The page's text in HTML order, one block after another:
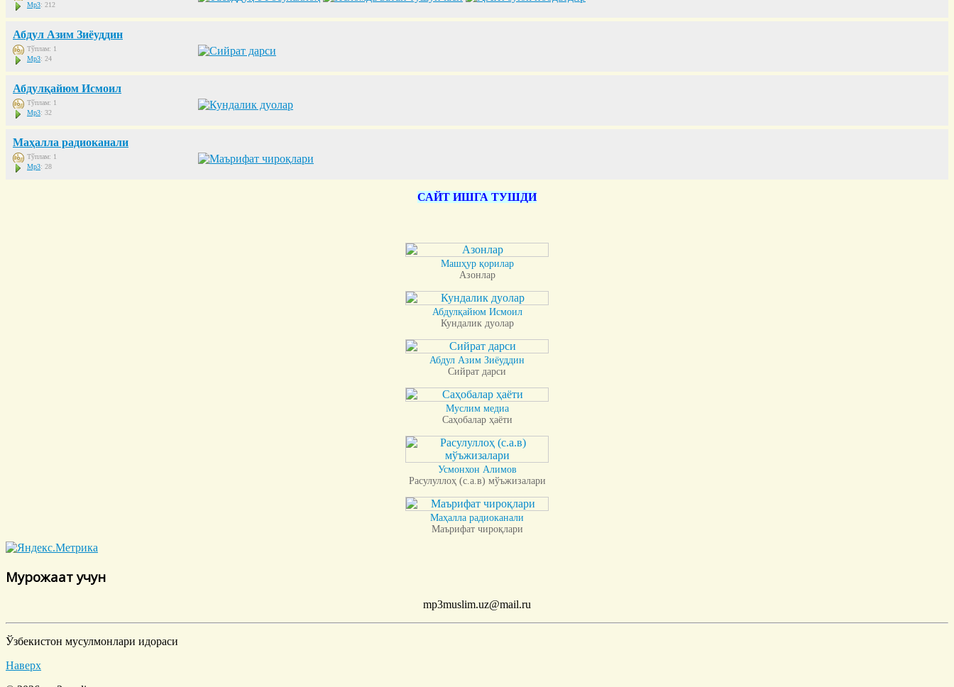
Mp3: 212
Абдул Азим Зиёуддин
Тўплам: 1
Mp3: 24
Абдулқайюм Исмоил
Тўплам: 1
Mp3: 32
Маҳалла радиоканали
Тўплам: 1
Mp3: 28
САЙТ ИШГА ТУШДИ
Машҳур қорилар
Азонлар
Абдулқайюм Исмоил
Кундалик дуолар
Абдул Азим Зиёуддин
Сийрат дарси
Муслим медиа
Саҳобалар ҳаёти
Усмонхон Алимов
Расулуллоҳ (с.а.в) мўъжизалари
Маҳалла радиоканали
Маърифат чироқлари
Мурожаат учун
mp3muslim.uz@mail.ru
Ўзбекистон мусулмонлари идораси
Наверх